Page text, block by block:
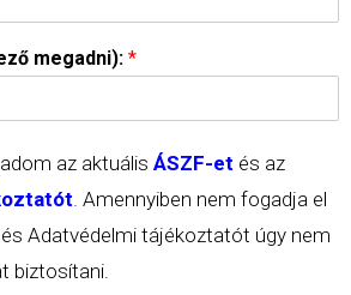
megadni): *
az aktuális ÁSZF-et és az
. Amennyiben nem fogadja el
Adatvédelmi tájékoztatót úgy nem
biztosítani.